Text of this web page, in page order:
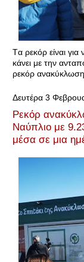
Tα ρεκόρ είναι
κάνει με την
ρεκόρ
Δευτέρα 3
Ρεκόρ
Ναύπλιο με
μέσα σε μια